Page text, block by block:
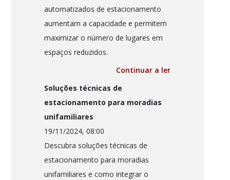
automatizados de estacionamento
aumentam a capacidade e permitem
maximizar o número de lugares em
espaços reduzidos.
Continuar a ler
Soluções técnicas de
estacionamento para moradias
unifamiliares
19/11/2024, 08:00
Descubra soluções técnicas de
estacionamento para moradias
unifamiliares e como integrar o